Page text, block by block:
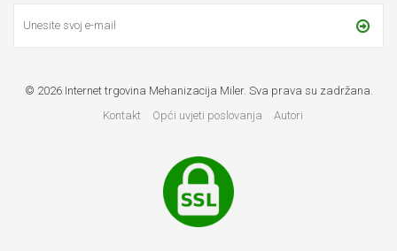
© 2026 Internet trgovina Mehanizacija Miler. Sva prava su zadržana.
Kontakt
Opći uvjeti poslovanja Autori